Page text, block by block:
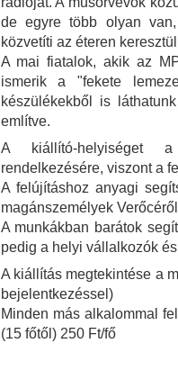
de egyre több olyan
közvetíti az éteren
A mai fiatalok, akik az
ismerik a "fekete
készülékekből is
említve.
A kiállító-helyiséget a
rendelkezésére, viszont a
A felújításhoz anyagi
magánszemélyek
A munkákban barátok
pedig a helyi vállalkozók
A kiállítás megtekintése a
bejelentkezéssel)
Minden más alkalommal
(15 főtől) 250 Ft/fő